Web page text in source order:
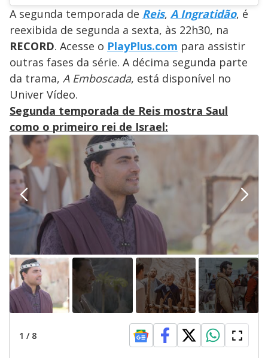
A segunda temporada de Reis, A Ingratidão, é
reexibida de segunda a sexta, às 22h30, na
RECORD. Acesse o PlayPlus.com para assistir
outras fases da série. A décima segunda parte
da trama, A Emboscada, está disponível no
Univer Vídeo.
Segunda temporada de Reis mostra Saul
como o primeiro rei de Israel:
1 / 8